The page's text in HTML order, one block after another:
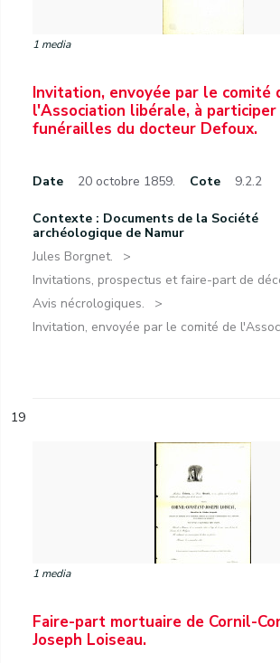
1 media
Invitation, envoyée par le comité
l'Association libérale, à participer
funérailles du docteur Defoux.
Date 20 octobre 1859. Cote 9.2.2
Contexte : Documents de la Société
archéologique de Namur
Jules Borgnet.
Invitations, prospectus et faire-part de
Avis nécrologiques.
Invitation, envoyée par le comité de
19
1 media
Faire-part mortuaire de Cornil-
Joseph Loiseau.